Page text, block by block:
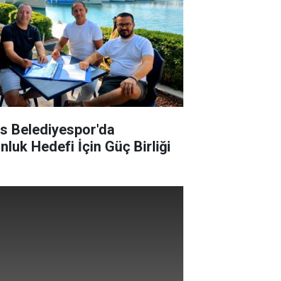
Belediyespor'da
Hedefi İçin Güç Birliği